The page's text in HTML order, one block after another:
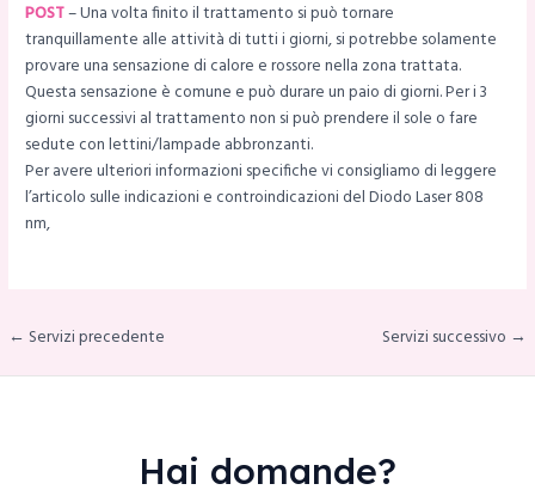
POST– Una volta finito il trattamento si può tornare
tranquillamente alle attività di tutti i giorni, si potrebbe solamente
provare una sensazione di calore e rossore nella zona trattata.
Questa sensazione è comune e può durare un paio di giorni. Per i 3
giorni successivi al trattamento non si può prendere il sole o fare
sedute con lettini/lampade abbronzanti.
Per avere ulteriori informazioni specifiche vi consigliamo di leggere
l’articolo sulle indicazioni e controindicazioni del Diodo Laser 808
nm,
← Servizi precedente Servizi successivo →
Hai domande?